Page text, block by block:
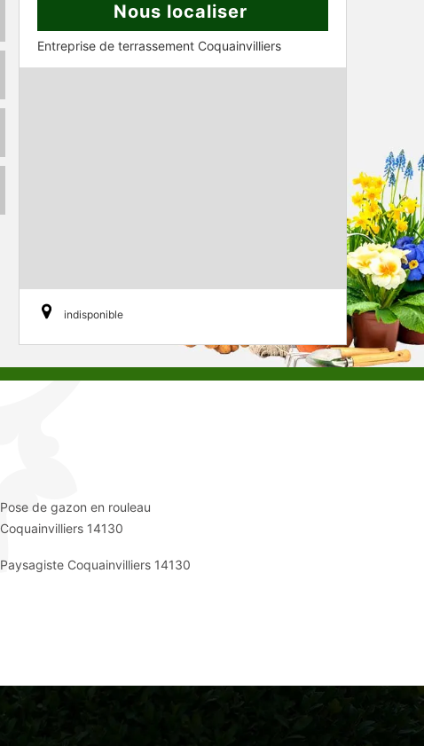
Nous localiser
Entreprise de terrassement Coquainvilliers
indisponible
Pose de gazon en rouleau
Coquainvilliers 14130
Paysagiste Coquainvilliers 14130